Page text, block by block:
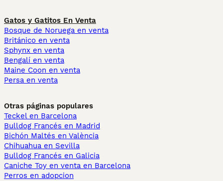
Gatos y Gatitos En Venta
Bosque de Noruega en venta
Británico en venta
Sphynx en venta
Bengalí en venta
Maine Coon en venta
Persa en venta
Otras páginas populares
Teckel en Barcelona
Bulldog Francés en Madrid
Bichón Maltés en València
Chihuahua en Sevilla
Bulldog Francés en Galicia
Caniche Toy en venta en Barcelona
Perros en adopcion